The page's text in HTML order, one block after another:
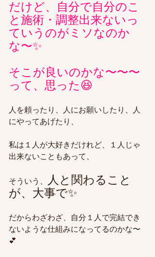
だけど、自分で自分のこ
と施術・調整出来ないっ
ていうのがミソなのか
な〜✨
そこが良いのかな〜〜〜
って、思った😆
人を頼ったり、人にお願いしたり、人
にやってあげたり、
私は１人が大好きだけれど、１人じゃ
出来ないこともあって、
そういう、
人と関わること
が、大事で✨
だからわざわざ、自分１人で完結でき
ないような仕組みになってるのかな〜
💕